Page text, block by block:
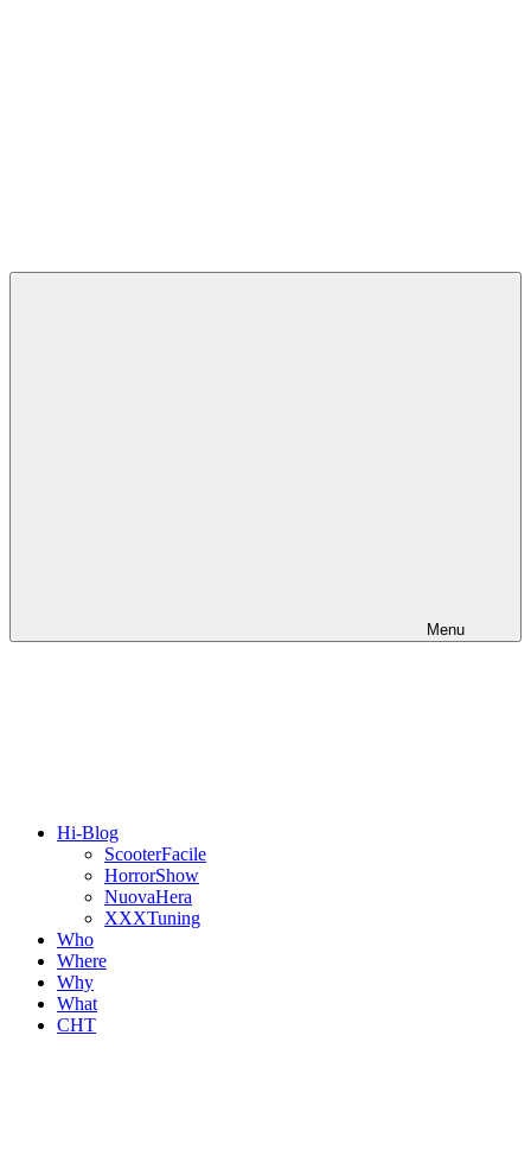
Menu
Hi-Blog
ScooterFacile
HorrorShow
NuovaHera
XXXTuning
Who
Where
Why
What
CHT